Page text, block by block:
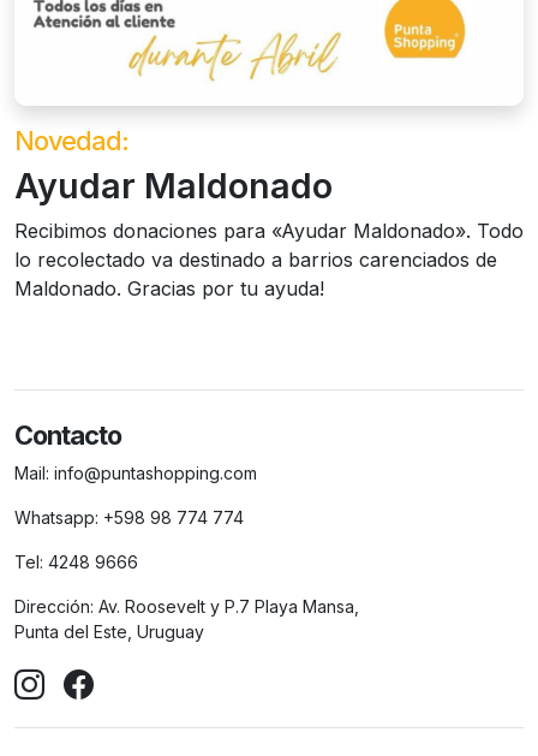
Novedad:
Ayudar Maldonado
Recibimos donaciones para «Ayudar Maldonado». Todo
lo recolectado va destinado a barrios carenciados de
Maldonado. Gracias por tu ayuda!
Contacto
Mail: info@puntashopping.com
Whatsapp: +598 98 774 774
Tel: 4248 9666
Dirección: Av. Roosevelt y P.7 Playa Mansa,
Punta del Este, Uruguay